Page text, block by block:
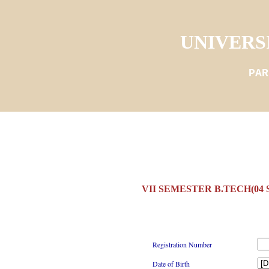
VII SEMESTER B.TECH(04
Registration Number
Date of Birth